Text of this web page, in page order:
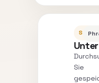
SUCHE
Sie